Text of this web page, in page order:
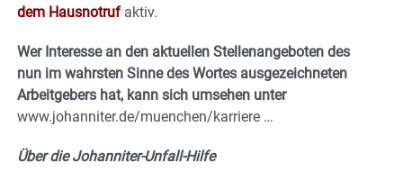
dem Hausnotruf aktiv.
Wer Interesse an den aktuellen Stellenangeboten des
nun im wahrsten Sinne des Wortes ausgezeichneten
Arbeitgebers hat, kann sich umsehen unter
www.johanniter.de/muenchen/karriere …
Über die Johanniter-Unfall-Hilfe